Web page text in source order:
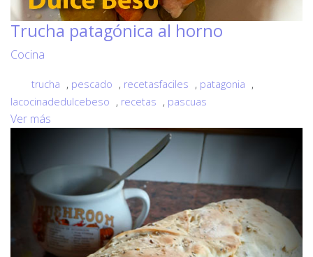
Trucha patagónica al horno
Cocina
trucha , pescado , recetasfaciles , patagonia ,
lacocinadedulcebeso , recetas , pascuas
Ver más